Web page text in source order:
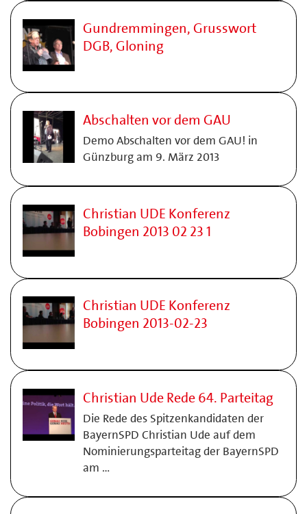
Gundremmingen, Grusswort
DGB, Gloning
Abschalten vor dem GAU
Demo Abschalten vor dem GAU! in
Günzburg am 9. März 2013
Christian UDE Konferenz
Bobingen 2013 02 23 1
Christian UDE Konferenz
Bobingen 2013-02-23
Christian Ude Rede 64. Parteitag
Die Rede des Spitzenkandidaten der
BayernSPD Christian Ude auf dem
Nominierungsparteitag der BayernSPD
am …